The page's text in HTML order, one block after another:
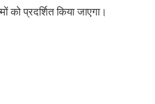
को प्रदर्शित किया जाएगा।